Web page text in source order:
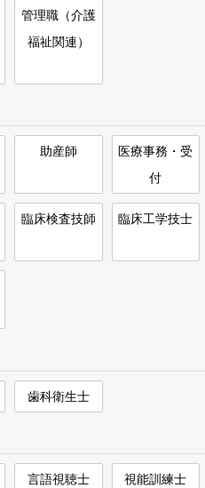
管理職（介護
福祉関連）
助産師
医療事務・受
付
臨床検査技師 臨床工学技士
歯科衛生士
言語視聴士
視能訓練士